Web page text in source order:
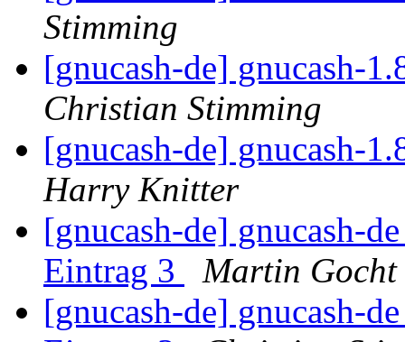
Stimming
[gnucash-de] gnucash-
Christian Stimming
[gnucash-de] gnucash-
Harry Knitter
[gnucash-de] gnucash-
Eintrag 3
Martin Gocht
[gnucash-de] gnucash-